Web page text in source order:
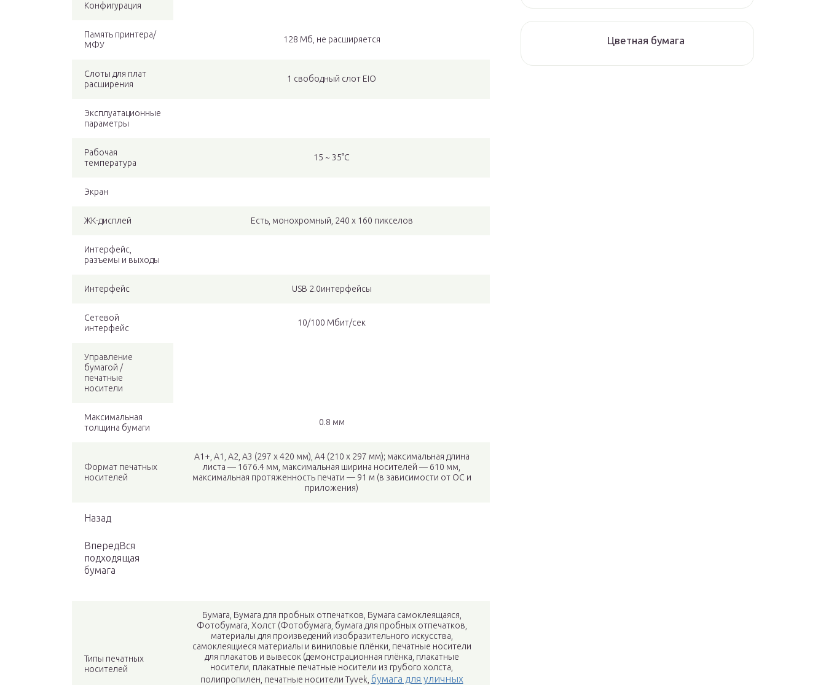
Конфигурация
Память принтера/
МФУ
128 Мб, не расширяется
Слоты для плат
расширения
1 свободный слот EIO
Эксплуатационные
параметры
Рабочая
температура
15 ~ 35°C
Экран
ЖК-дисплей Есть, монохромный, 240 х 160 пикселов
Интерфейс,
разъемы и выходы
Интерфейс USB 2.0интерфейсы
Сетевой
интерфейс
10/100 Мбит/сек
Управление
бумагой /
печатные
носители
Максимальная
толщина бумаги
0.8 мм
Формат печатных
носителей
A1+, A1, A2, A3 (297 x 420 мм), A4 (210 x 297 мм); максимальная длина
листа — 1676.4 мм, максимальная ширина носителей — 610 мм,
максимальная протяженность печати — 91 м (в зависимости от ОС и
приложения)
Назад
ВпередВся
подходящая
бумага
Типы печатных
носителей
Бумага, Бумага для пробных отпечатков, Бумага самоклеящаяся,
Фотобумага, Холст (Фотобумага, бумага для пробных отпечатков,
материалы для произведений изобразительного искусства,
самоклеящиеся материалы и виниловые плёнки, печатные носители
для плакатов и вывесок (демонстрационная плёнка, плакатные
носители, плакатные печатные носители из грубого холста,
полипропилен, печатные носители Tyvek, бумага для уличных
Цветная бумага